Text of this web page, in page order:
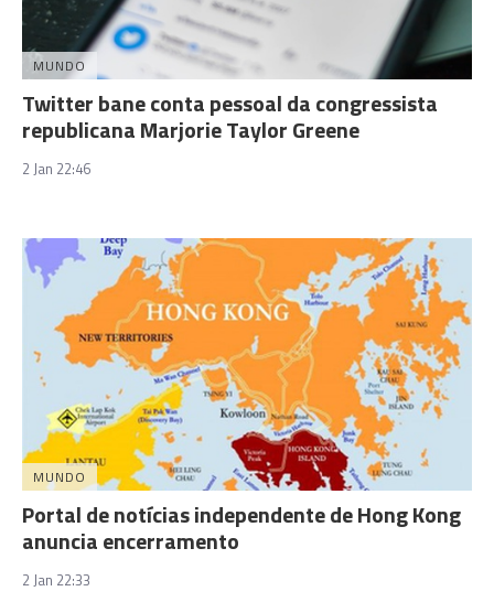
MUNDO
Twitter bane conta pessoal da congressista
republicana Marjorie Taylor Greene
2 Jan 22:46
MUNDO
Portal de notícias independente de Hong Kong
anuncia encerramento
2 Jan 22:33